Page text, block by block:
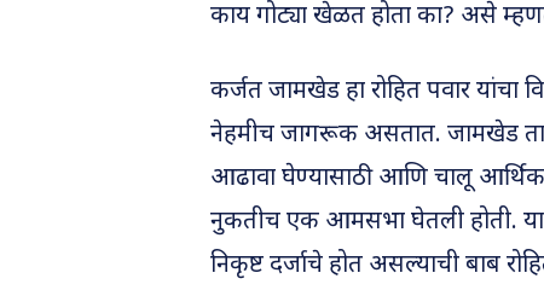
काय गोट्या खेळत होता का? असे
कर्जत जामखेड हा रोहित पवार
नेहमीच जागरूक असतात. जामखेड
आढावा घेण्यासाठी आणि चालू आर्थिक
नुकतीच एक आमसभा घेतली होती.
निकृष्ट दर्जाचे होत असल्याची बाब